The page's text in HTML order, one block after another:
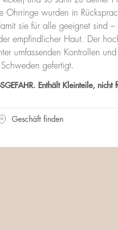
Ohrringe wurden in
sie für alle geeignet sind –
empfindlicher Haut. Der
umfassenden Kontrollen
gefertigt.
Enthält Kleinteile, nicht
Geschäft finden